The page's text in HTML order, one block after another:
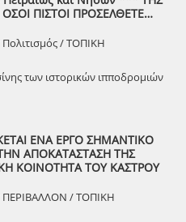
– Διομήδης Τόλιος, Διεύθυνση
ΥΠΠΟ-Σύλλογος Διβριωτών
– Νίκος
Θα ακολουθήσoυν
Πύργου Η είσοδος για
Μετά το πέρας της
όλοι μαζί με
τη μουσική ομάδα του
βραδιά γεμάτη κέφι, χορό και
άτομο.
ΠΙΣΤΟΙ ΠΡΟΣΕΛΘΕΤΕ…
Πολιτισμός / ΤΟΠΙΚΗ
των ιστορικών ιπποδρομιών
ΕΝΑ ΕΡΓΟ ΣΗΜΑΝΤΙΚΟ
ΑΠΟΚΑΤΑΣΤΑΣΗ ΤΗΣ
ΚΟΙΝΟΤΗΤΑ ΤΟΥ ΚΑΣΤΡΟΥ
/ ΠΕΡΙΒΑΛΛΟΝ / ΤΟΠΙΚΗ